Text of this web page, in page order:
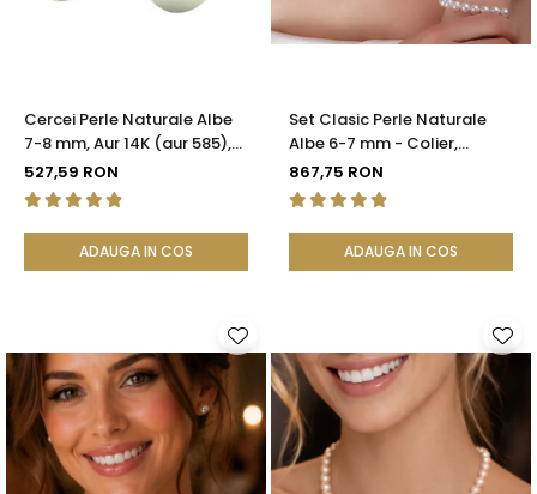
Cercei Perle Naturale Albe
7-8 mm, Aur 14K (aur 585),
Calitatea AAA | KASKADDA®
527,59 RON
ADAUGA IN COS
Set Clasic Perle Naturale
Albe 6-7 mm - Colier,
Brățară și Cercei, Argint 925
| KASKADDA®
867,75 RON
ADAUGA IN COS